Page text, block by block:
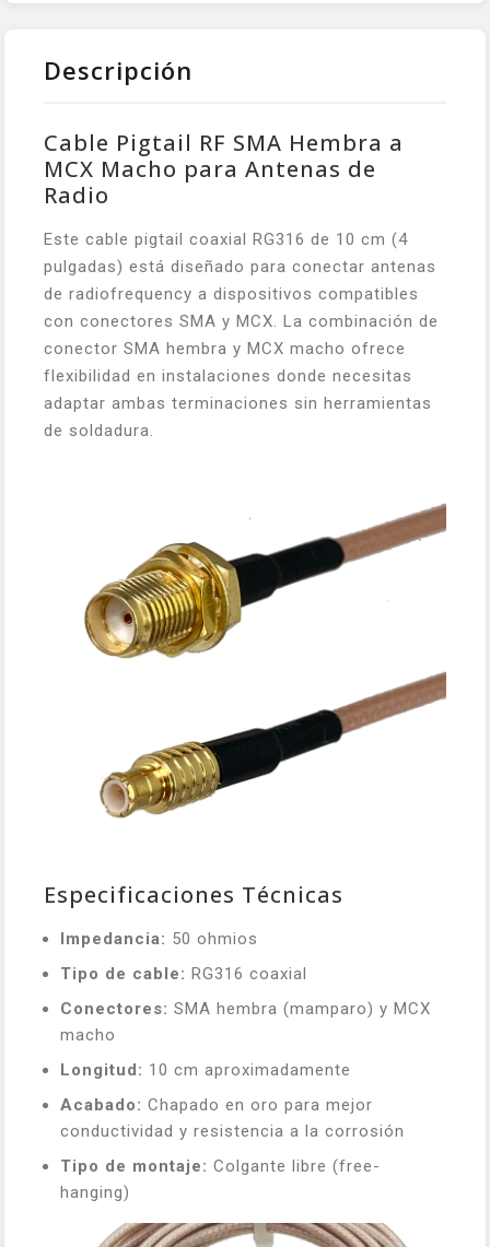
Descripción
Cable Pigtail RF SMA Hembra a
MCX Macho para Antenas de
Radio
Este cable pigtail coaxial RG316 de 10 cm (4
pulgadas) está diseñado para conectar antenas
de radiofrequency a dispositivos compatibles
con conectores SMA y MCX. La combinación de
conector SMA hembra y MCX macho ofrece
flexibilidad en instalaciones donde necesitas
adaptar ambas terminaciones sin herramientas
de soldadura.
Especificaciones Técnicas
Impedancia: 50 ohmios
Tipo de cable: RG316 coaxial
Conectores: SMA hembra (mamparo) y MCX
macho
Longitud: 10 cm aproximadamente
Acabado: Chapado en oro para mejor
conductividad y resistencia a la corrosión
Tipo de montaje: Colgante libre (free-
hanging)